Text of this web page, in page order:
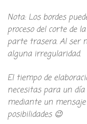
Nota: Los bordes
proceso del corte de
parte trasera. Al ser
alguna irregularidad.
El tiempo de
necesitas para un
mediante un
posibilidades 😉